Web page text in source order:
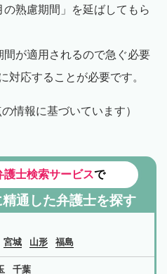
熟慮期間」を延ばしてもら
が適用されるので急ぐ必要
対応することが必要です。
情報に基づいています）
護士検索サービスで
通した弁護士を探す
宮城 山形 福島
千葉